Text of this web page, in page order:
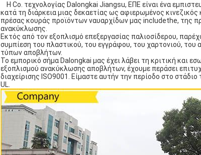
Η Co. τεχνολογίας Dalongkai Jiangsu, ΕΠΕ είναι ένα
κατά τη διάρκεια μιας δεκαετίας ως αφιερωμένος
πρέσας κουράς προϊόντων ναυαρχίδων μας includethe, της
ανακύκλωσης.
Εκτός από τον εξοπλισμό επεξεργασίας παλιοσίδερου,
συμπίεση του πλαστικού, του εγγράφου, του χαρτονιού,
τύπων αποβλήτων.
Το εμπορικό σήμα Dalongkai μας έχει λάβει τη κριτική και
εξοπλισμού ανακύκλωσης αποβλήτων, έχουμε περάσει
διαχείρισης ISO9001. Είμαστε αυτήν την περίοδο στο
UL.